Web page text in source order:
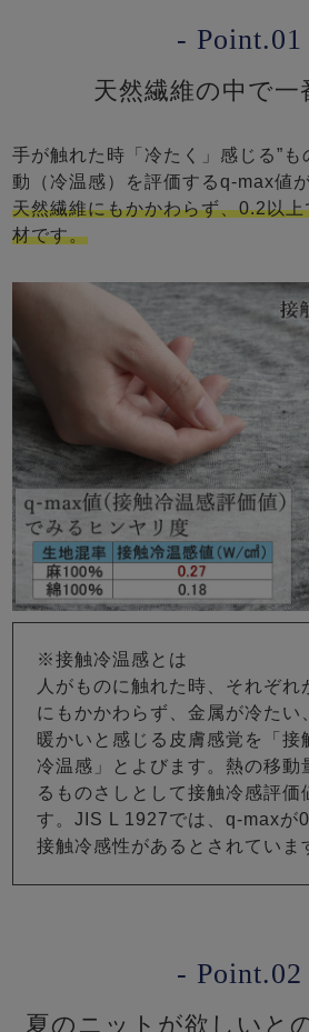
- Point.01
天然繊維の中で一
手が触れた時「冷たく」感じる”も
動（冷温感）を評価するq-max値
天然繊維にもかかわらず、0.2以
材です。
※接触冷温感とは
人がものに触れた時、それぞれ
にもかかわらず、金属が冷たい
暖かいと感じる皮膚感覚を「接
冷温感」とよびます。熱の移動
るものさしとして接触冷感評価
す。JIS L 1927では、q-maxが
接触冷感性があるとされていま
- Point.02
夏のニットが欲しいと